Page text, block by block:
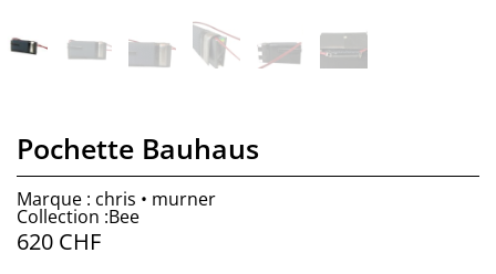
Pochette Bauhaus
Marque : chris • murner
Collection :Bee
620 CHF